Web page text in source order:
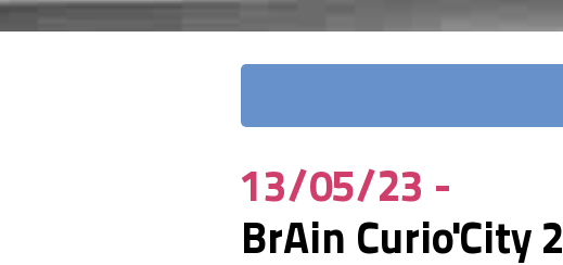
13/05/23 -
BrAin Curio'City 2